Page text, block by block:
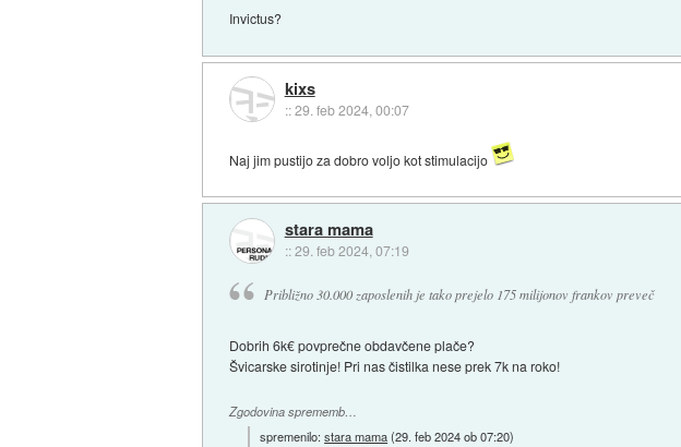
Invictus?
kixs
::29. feb 2024, 00:07
Naj jim pustijo za dobro voljo kot stimulacijo
stara mama
::29. feb 2024, 07:19
Približno 30.000 zaposlenih je tako prejelo 175 milijonov frankov preveč
Dobrih 6k€ povprečne obdavčene plače?
Švicarske sirotinje! Pri nas čistilka nese prek 7k na roko!
Zgodovina sprememb…
spremenilo:stara mama(29. feb 2024 ob 07:20)